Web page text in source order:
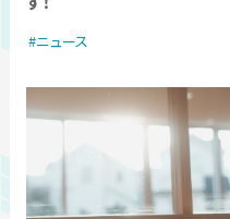
ニュース